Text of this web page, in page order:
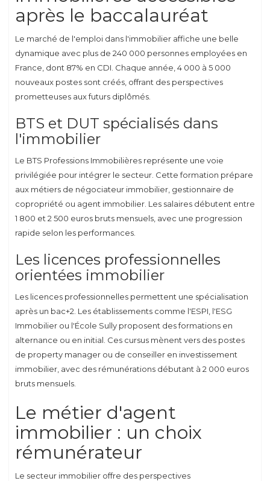
après le baccalauréat
Le marché de l'emploi dans l'immobilier affiche une belle
dynamique avec plus de 240 000 personnes employées en
France, dont 87% en CDI. Chaque année, 4 000 à 5 000
nouveaux postes sont créés, offrant des perspectives
prometteuses aux futurs diplômés.
BTS et DUT spécialisés dans
l'immobilier
Le BTS Professions Immobilières représente une voie
privilégiée pour intégrer le secteur. Cette formation prépare
aux métiers de négociateur immobilier, gestionnaire de
copropriété ou agent immobilier. Les salaires débutent entre
1 800 et 2 500 euros bruts mensuels, avec une progression
rapide selon les performances.
Les licences professionnelles
orientées immobilier
Les licences professionnelles permettent une spécialisation
après un bac+2. Les établissements comme l'ESPI, l'ESG
Immobilier ou l'École Sully proposent des formations en
alternance ou en initial. Ces cursus mènent vers des postes
de property manager ou de conseiller en investissement
immobilier, avec des rémunérations débutant à 2 000 euros
bruts mensuels.
Le métier d'agent
immobilier : un choix
rémunérateur
Le secteur immobilier offre des perspectives